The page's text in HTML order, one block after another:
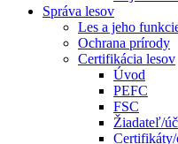
Správa lesov
Les a jeho
Ochrana prírody
Certifikácia lesov
Úvod
PEFC
FSC
Žiadateľ/
Certifikáty/